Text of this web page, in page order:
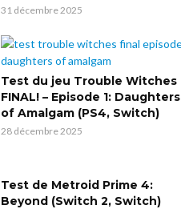
31 décembre 2025
Test du jeu Trouble Witches
FINAL! – Episode 1: Daughters
of Amalgam (PS4, Switch)
28 décembre 2025
Test de Metroid Prime 4:
Beyond (Switch 2, Switch)